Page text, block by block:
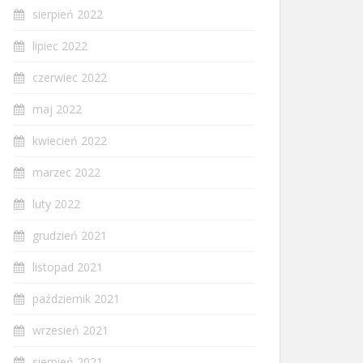
sierpień 2022
lipiec 2022
czerwiec 2022
maj 2022
kwiecień 2022
marzec 2022
luty 2022
grudzień 2021
listopad 2021
październik 2021
wrzesień 2021